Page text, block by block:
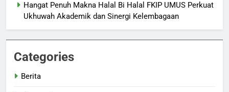
Hangat Penuh Makna Halal Bi Halal FKIP UMUS Perkuat
Ukhuwah Akademik dan Sinergi Kelembagaan
Categories
Berita